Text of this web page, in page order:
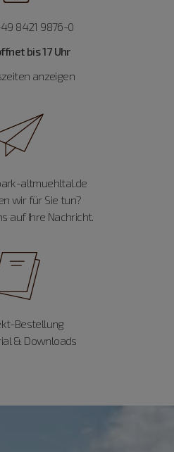
8421 9876-0
bis 17 Uhr
anzeigen
altmuehltal.de
wir für Sie tun?
auf Ihre Nachricht.
Bestellung
& Downloads